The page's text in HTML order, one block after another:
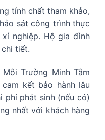
tính chất tham khảo,
sát công trình thực
nghiệp. Hộ gia đình
tiết.
Trường Minh Tâm
kết bảo hành lâu
phí phát sinh (nếu có)
nhất với khách hàng